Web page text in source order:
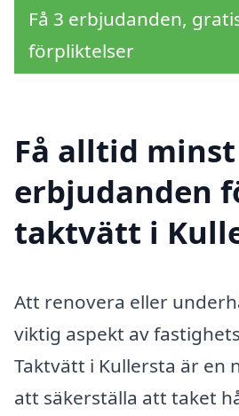
Få 3 erbjudanden,
förpliktelser
Få alltid
erbjudanden
taktvätt i
Att renovera eller
viktig aspekt av
Taktvätt i Kullersta är en
att säkerställa att taket